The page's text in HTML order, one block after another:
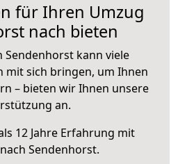
für Ihren Umzug
nach bieten
Sendenhorst kann viele
mit sich bringen, um Ihnen
– bieten wir Ihnen unsere
an.
12 Jahre Erfahrung mit
Sendenhorst.